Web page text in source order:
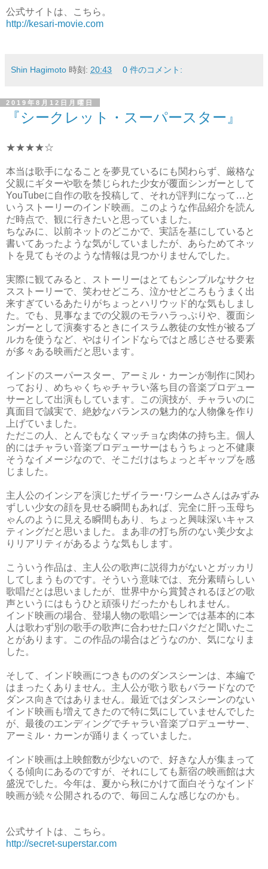
公式サイトは、こちら。
http://kesari-movie.com
Shin Hagimoto 時刻: 20:43 0 件のコメント:
2019年8月12日月曜日
『シークレット・スーパースター』
★★★★☆
本当は歌手になることを夢見ているにも関わらず、厳格な
父親にギターや歌を禁じられた少女が覆面シンガーとして
YouTubeに自作の歌を投稿して、それが評判になって…と
いうストーリーのインド映画。このような作品紹介を読ん
だ時点で、観に行きたいと思っていました。
ちなみに、以前ネットのどこかで、実話を基にしていると
書いてあったような気がしていましたが、あらためてネッ
トを見てもそのような情報は見つかりませんでした。
実際に観てみると、ストーリーはとてもシンプルなサクセ
スストーリーで、笑わせどころ、泣かせどころもうまく出
来すぎているあたりがちょっとハリウッド的な気もしまし
た。でも、見事なまでの父親のモラハラっぷりや、覆面シ
ンガーとして演奏するときにイスラム教徒の女性が被るブ
ルカを使うなど、やはりインドならではと感じさせる要素
が多々ある映画だと思います。
インドのスーパースター、アーミル・カーンが制作に関わ
っており、めちゃくちゃチャラい落ち目の音楽プロデュー
サーとして出演もしています。この演技が、チャラいのに
真面目で誠実で、絶妙なバランスの魅力的な人物像を作り
上げていました。
ただこの人、とんでもなくマッチョな肉体の持ち主。個人
的にはチャラい音楽プロデューサーはもうちょっと不健康
そうなイメージなので、そこだけはちょっとギャップを感
じました。
主人公のインシアを演じたザイラー･ワシームさんはみずみ
ずしい少女の顔を見せる瞬間もあれば、完全に肝っ玉母ち
ゃんのように見える瞬間もあり、ちょっと興味深いキャス
ティングだと思いました。まあ非の打ち所のない美少女よ
りリアリティがあるような気もします。
こういう作品は、主人公の歌声に説得力がないとガッカリ
してしまうものです。そういう意味では、充分素晴らしい
歌唱だとは思いましたが、世界中から賞賛されるほどの歌
声というにはもうひと頑張りだったかもしれません。
インド映画の場合、登場人物の歌唱シーンでは基本的に本
人は歌わず別の歌手の歌声に合わせた口パクだと聞いたこ
とがあります。この作品の場合はどうなのか、気になりま
した。
そして、インド映画につきもののダンスシーンは、本編で
はまったくありません。主人公が歌う歌もバラードなので
ダンス向きではありません。最近ではダンスシーンのない
インド映画も増えてきたので特に気にしていませんでした
が、最後のエンディングでチャラい音楽プロデューサー、
アーミル・カーンが踊りまくっていました。
インド映画は上映館数が少ないので、好きな人が集まって
くる傾向にあるのですが、それにしても新宿の映画館は大
盛況でした。今年は、夏から秋にかけて面白そうなインド
映画が続々公開されるので、毎回こんな感じなのかも。
公式サイトは、こちら。
http://secret-superstar.com